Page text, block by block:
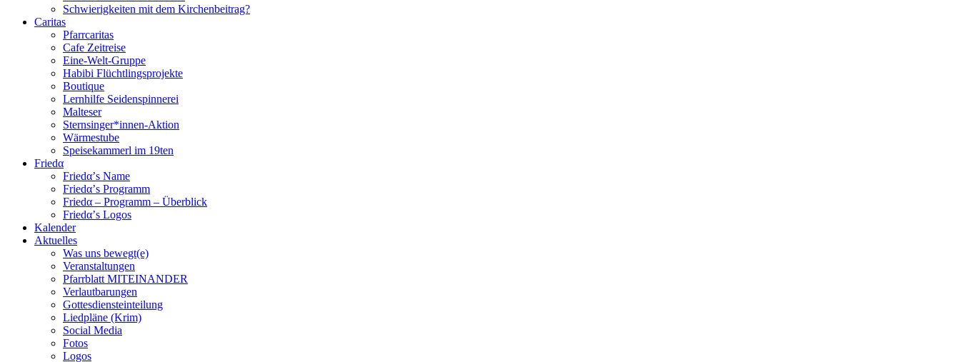
Schwierigkeiten mit dem Kirchenbeitrag?
Caritas
Pfarrcaritas
Cafe Zeitreise
Eine-Welt-Gruppe
Habibi Flüchtlingsprojekte
Boutique
Lernhilfe Seidenspinnerei
Malteser
Sternsinger*innen-Aktion
Wärmestube
Speisekammerl im 19ten
Friedα
Friedα’s Name
Friedα’s Programm
Friedα – Programm – Überblick
Friedα’s Logos
Kalender
Aktuelles
Was uns bewegt(e)
Veranstaltungen
Pfarrblatt MITEINANDER
Verlautbarungen
Gottesdiensteinteilung
Liedpläne (Krim)
Social Media
Fotos
Logos